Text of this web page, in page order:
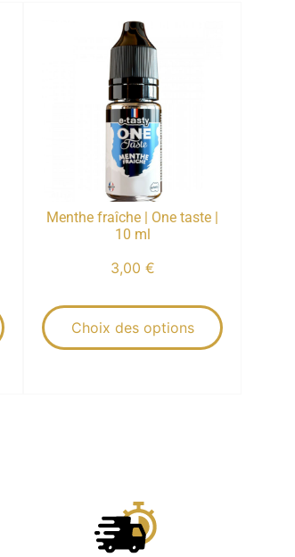
Menthe fraîche | One taste |
10 ml
3,00 €
Choix des options